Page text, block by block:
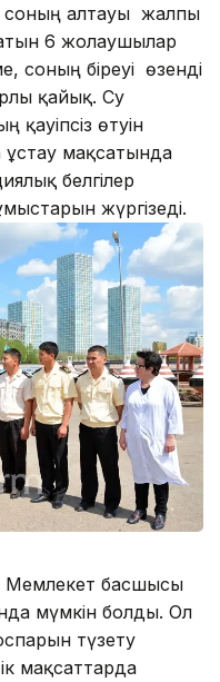
соның алтауы жалпы
6 жолаушылар
соның біреуі өзенді
қайық. Су
өтуін
ұстау мақсатында
белгілер
жүргізеді.
Мемлекет басшысы
мүмкін болды. Ол
түзету
мақсаттарда